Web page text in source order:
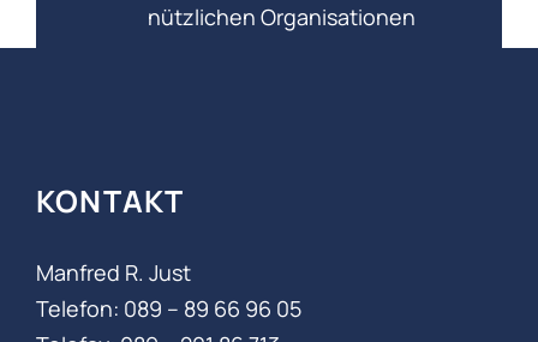
nützlichen Organisationen
KONTAKT
Manfred R. Just
Telefon: 089 – 89 66 96 05‬